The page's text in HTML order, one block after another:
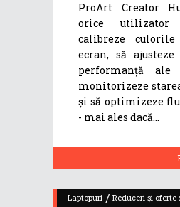
ProArt Creator
orice utilizator
calibreze
ecran, să
performanță
monitorizeze
și să optimizeze
- mai ales dacă
Laptopuri / Reduceri și oferte